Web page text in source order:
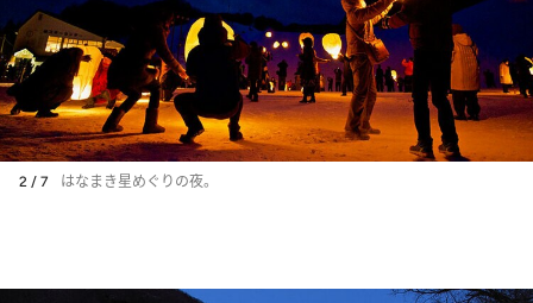
2 / 7 はなまき星めぐりの夜。